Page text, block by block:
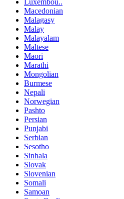
Macedonian
Malagasy
Malay
Malayalam
Maltese
Maori
Marathi
Mongolian
Burmese
Nepali
Norwegian
Pashto
Persian
Punjabi
Serbian
Sesotho
Sinhala
Slovak
Slovenian
Somali
Samoan